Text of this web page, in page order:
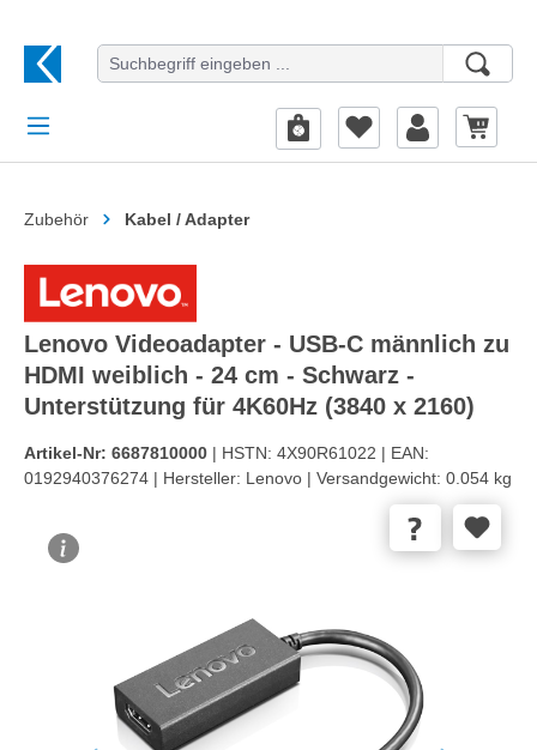
Zubehör Kabel / Adapter
Lenovo Videoadapter - USB-C männlich zu
HDMI weiblich - 24 cm - Schwarz -
Unterstützung für 4K60Hz (3840 x 2160)
Artikel-Nr: 6687810000 | HSTN: 4X90R61022 | EAN:
0192940376274 | Hersteller: Lenovo | Versandgewicht: 0.054 kg